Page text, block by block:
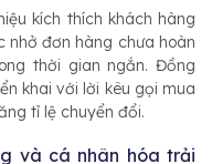
kích thích khách hàng
nhở đơn hàng chưa hoàn
thời gian ngắn. Đồng
khai với lời kêu gọi mua
tỉ lệ chuyển đổi.
và cá nhân hóa trải